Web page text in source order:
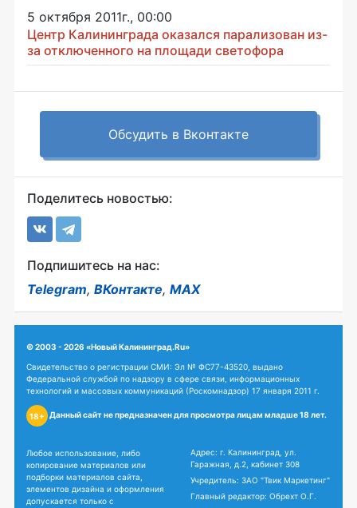
5 октября 2011г., 00:00
Центр Калининграда оказался парализован из-
за отключенного на площади светофора
Обсудить в Вконтакте
Поделитесь новостью:
Подпишитесь на нас:
Telegram, ВКонтакте, MAX
© 2003 - 2026 «Новый Калининград.Ru»
Свидетельство о регистрации СМИ: Эл № ФС77-43520, выдано
Федеральной службой по надзору в сфере связи, информационных
технологий и массовых коммуникаций (Роскомнадзор) 17 января 2011 г.
18+ Данный сайт не предназначен для просмотра лицам младше 18 лет.
Любое использование, либо
копирование материалов или
подборки материалов сайта,
элементов дизайна и оформления
допускается только с
Адрес: г. Калининград, ул.
Гаражная, д.2, кабинет 308
Учредитель: ЗАО "Твик Маркетинг"
Главный редактор: Обрехт О.Г.